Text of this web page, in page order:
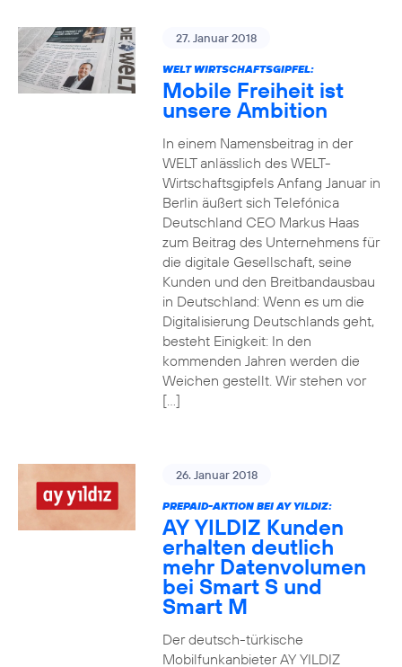
27. Januar 2018
WELT WIRTSCHAFTSGIPFEL:
Mobile Freiheit ist
unsere Ambition
In einem Namensbeitrag in der
WELT anlässlich des WELT-
Wirtschaftsgipfels Anfang Januar in
Berlin äußert sich Telefónica
Deutschland CEO Markus Haas
zum Beitrag des Unternehmens für
die digitale Gesellschaft, seine
Kunden und den Breitbandausbau
in Deutschland: Wenn es um die
Digitalisierung Deutschlands geht,
besteht Einigkeit: In den
kommenden Jahren werden die
Weichen gestellt. Wir stehen vor
[…]
26. Januar 2018
PREPAID-AKTION BEI AY YILDIZ:
AY YILDIZ Kunden
erhalten deutlich
mehr Datenvolumen
bei Smart S und
Smart M
Der deutsch-türkische
Mobilfunkanbieter AY YILDIZ